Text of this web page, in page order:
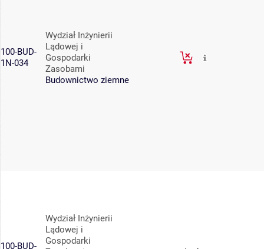
100-BUD-
1N-034
Wydział Inżynierii
Lądowej i
Gospodarki
Zasobami
Budownictwo ziemne
100-BUD-
Wydział Inżynierii
Lądowej i
Gospodarki